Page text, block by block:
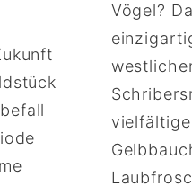
Vögel?